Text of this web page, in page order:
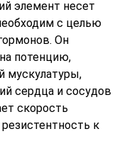
элемент несет
с целью
Он
потенцию,
мускулатуры,
сердца и сосудов
скорость
к